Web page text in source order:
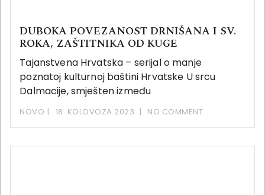
DUBOKA POVEZANOST DRNIŠANA I SV.
ROKA, ZAŠTITNIKA OD KUGE
Tajanstvena Hrvatska – serijal o manje
poznatoj kulturnoj baštini Hrvatske U srcu
Dalmacije, smješten između
NOVO 18. KOLOVOZA 2023. NO COMMENT